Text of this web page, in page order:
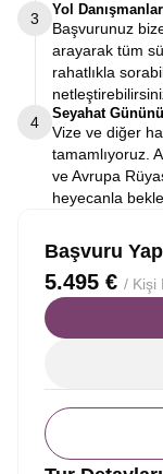
3
Yol
Başvurunuz
arayarak tüm
rahatlıkla
4
Seyahat
Vize ve diğer
tamamlıyoruz.
ve Avrupa
heyecanla
Başvuru Yap
5.495 € / Kişi